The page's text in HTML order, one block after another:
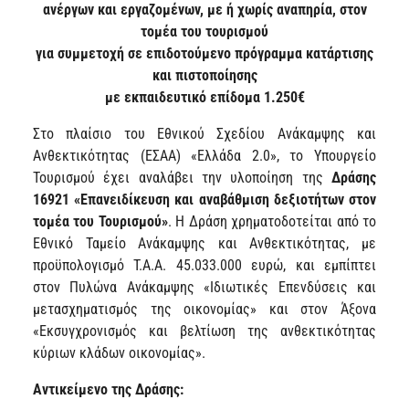
ανέργων και εργαζομένων, με ή χωρίς αναπηρία, στον
τομέα του τουρισμού
για συμμετοχή σε επιδοτούμενο πρόγραμμα κατάρτισης
και πιστοποίησης
με εκπαιδευτικό επίδομα 1.250€
Στο πλαίσιο του Εθνικού Σχεδίου Ανάκαμψης και
Ανθεκτικότητας (ΕΣΑΑ) «Ελλάδα 2.0», το Υπουργείο
Τουρισμού έχει αναλάβει την υλοποίηση της Δράσης
16921 «Επανειδίκευση και αναβάθμιση δεξιοτήτων στον
τομέα του Τουρισμού». Η Δράση χρηματοδοτείται από το
Εθνικό Ταμείο Ανάκαμψης και Ανθεκτικότητας, με
προϋπολογισμό Τ.Α.Α. 45.033.000 ευρώ, και εμπίπτει
στον Πυλώνα Ανάκαμψης «Ιδιωτικές Επενδύσεις και
μετασχηματισμός της οικονομίας» και στον Άξονα
«Εκσυγχρονισμός και βελτίωση της ανθεκτικότητας
κύριων κλάδων οικονομίας».
Αντικείμενο της Δράσης: